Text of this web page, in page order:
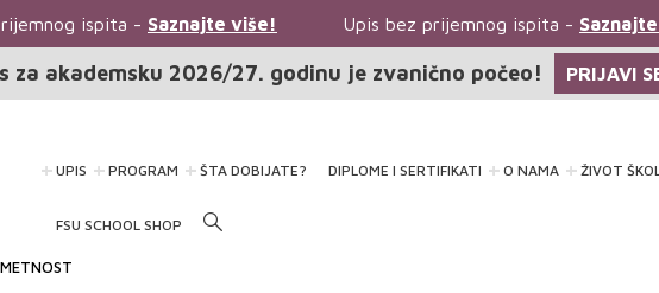
ispita -Saznajte više! Upis bez prijemnog ispita -Saznajte
za akademsku 2026/27. godinu je zvanično počeo! PRIJAVI
UPIS PROGRAM ŠTA DOBIJATE? DIPLOME I SERTIFIKATI O NAMA ŽIVOT
FSU SCHOOL SHOP